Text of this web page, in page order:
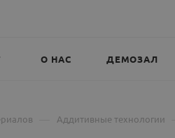
О НАС ДЕМОЗАЛ
Аддитивные технологии